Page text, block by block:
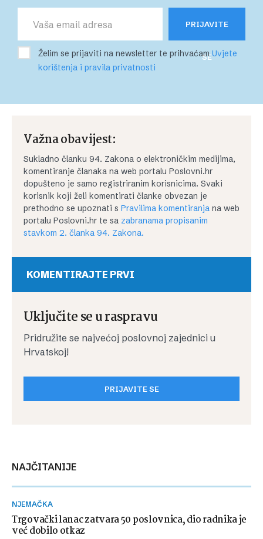
PRIJAVITE
SE
Želim se prijaviti na newsletter te prihvaćamUvjete
korištenja i pravila privatnosti
Važna obavijest:
Sukladno članku 94. Zakona o elektroničkim medijima,
komentiranje članaka na web portalu Poslovni.hr
dopušteno je samo registriranim korisnicima. Svaki
korisnik koji želi komentirati članke obvezan je
prethodno se upoznati s Pravilima komentiranja na web
portalu Poslovni.hr te sa zabranama propisanim
stavkom 2. članka 94. Zakona.
KOMENTIRAJTE PRVI
Uključite se u raspravu
Pridružite se najvećoj poslovnoj zajednici u
Hrvatskoj!
PRIJAVITE SE
NAJČITANIJE
NJEMAČKA
Trgovački lanac zatvara 50 poslovnica, dio radnika je
već dobilo otkaz